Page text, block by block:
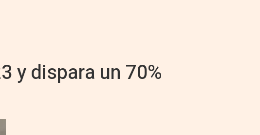
y dispara un 70%